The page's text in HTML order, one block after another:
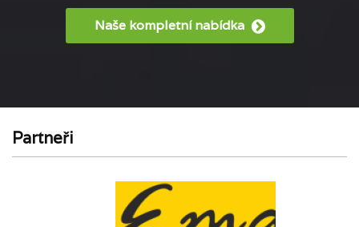
Naše kompletní nabídka
Partneři